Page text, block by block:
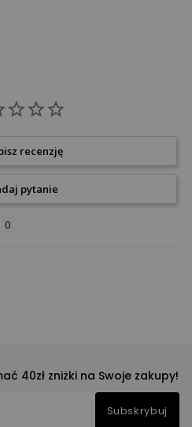
recenzję
pytanie
40zł zniżki na Swoje zakupy!
Subskrybuj